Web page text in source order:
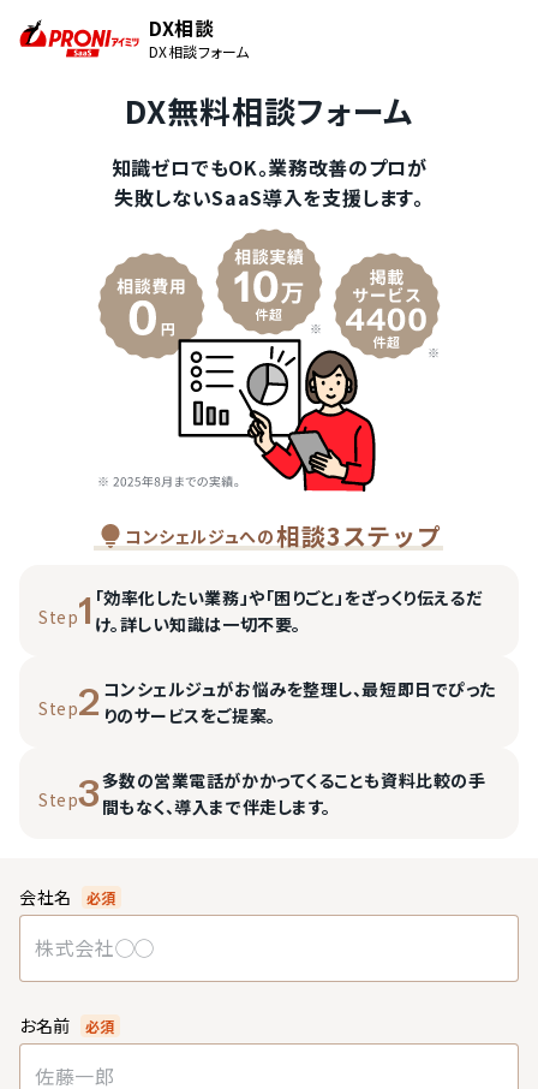
DX相談
DX相談フォーム
DX無料相談フォーム
知識ゼロでもOK。業務改善のプロが
失敗しないSaaS導入を支援します。
コンシェルジュへの相談3ステップ
Step1 「効率化したい業務」や「困りごと」をざっくり伝えるだ
け。詳しい知識は一切不要。
Step2 コンシェルジュがお悩みを整理し、最短即日でぴった
りのサービスをご提案。
Step3多数の営業電話がかかってくることも資料比較の手
間もなく、導入まで伴走します。
会社名 必須
お名前 必須